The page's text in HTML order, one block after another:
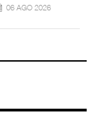
06 AGO 2026